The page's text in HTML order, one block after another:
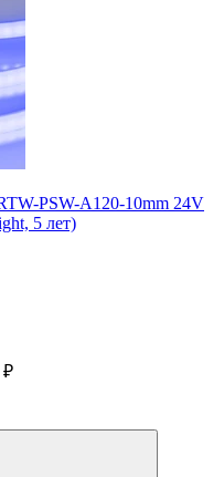
PSW-A120-10mm 24V
5 лет)
₽